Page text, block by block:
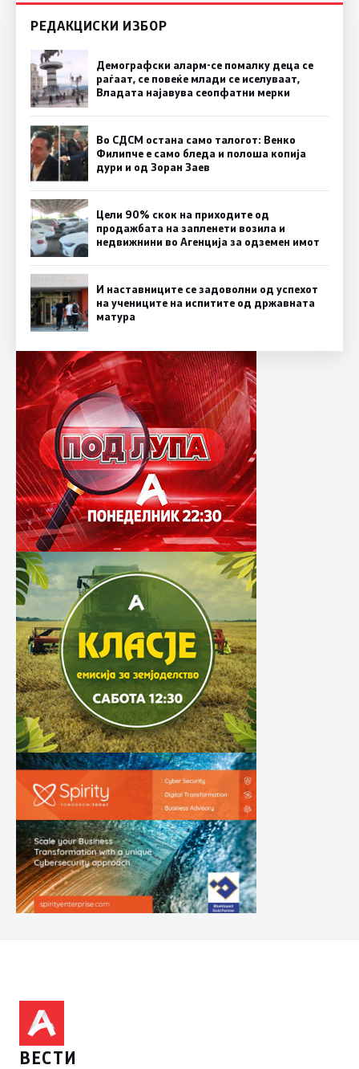
РЕДАКЦИСКИ ИЗБОР
Демографски аларм-се помалку деца се
раѓаат, се повеќе млади се иселуваат,
Владата најавува сеопфатни мерки
Во СДСМ остана само талогот: Венко
Филипче е само бледа и полоша копија
дури и од Зоран Заев
Цели 90% скок на приходите од
продажбата на запленети возила и
недвижнини во Агенција за одземен имот
И наставниците се задоволни од успехот
на учениците на испитите од државната
матура
ВЕСТИ